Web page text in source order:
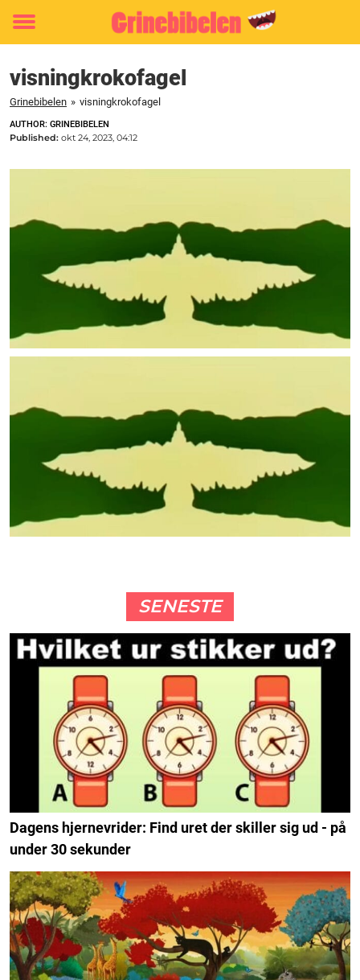
Toggle
visningkrokofagel
Grinebibelen » visningkrokofagel
AUTHOR: GRINEBIBELEN
Published: okt 24, 2023, 04:12
SENESTE
Dagens hjernevrider: Find uret der skiller sig ud - på
under 30 sekunder